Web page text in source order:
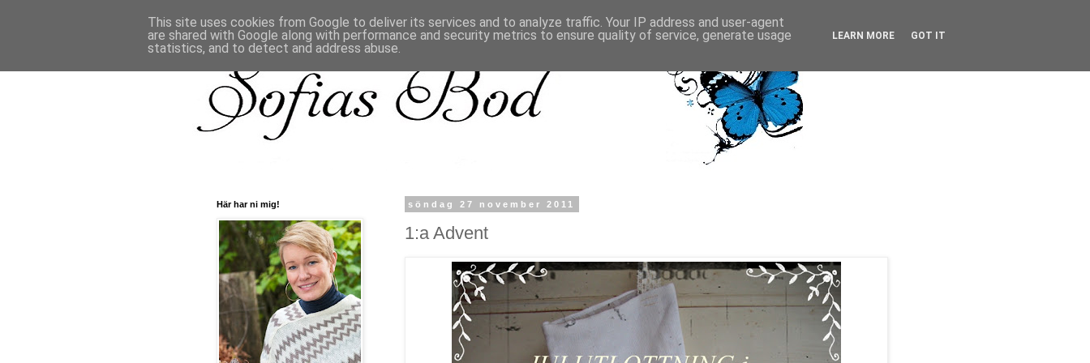
söndag 27 november 2011
1:a Advent
Här har ni mig!
This site uses cookies from Google to deliver its services and to analyze traffic. Your IP address and user-agent
are shared with Google along with performance and security metrics to ensure quality of service, generate usage
statistics, and to detect and address abuse.
LEARN MORE GOT IT